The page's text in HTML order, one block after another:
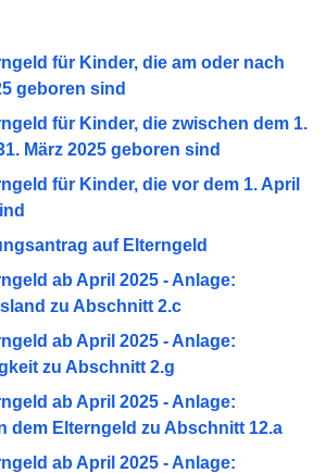
für Kinder, die am oder nach
geboren sind
für Kinder, die zwischen dem 1.
März 2025 geboren sind
für Kinder, die vor dem 1. April
auf Elterngeld
ab April 2025 - Anlage:
zu Abschnitt 2.c
ab April 2025 - Anlage:
zu Abschnitt 2.g
ab April 2025 - Anlage:
dem Elterngeld zu Abschnitt 12.a
ab April 2025 - Anlage: